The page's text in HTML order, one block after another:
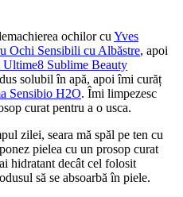
ochilor cu Yves
Ochi Sensibili cu Albăstre, apoi
Ultime8 Sublime Beauty
solubil în apă, apoi îmi curăț
Sensibio H2O. Îmi limpezesc
curat pentru a o usca.
zilei, seara mă spăl pe ten cu
pielea cu un prosop curat
hidratant decât cel folosit
să se absoarbă în piele.